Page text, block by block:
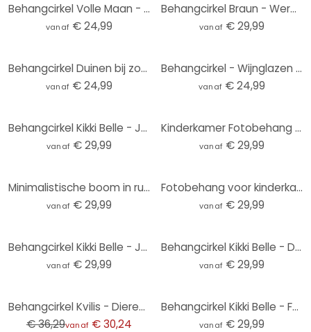
Behangcirkel Volle Maan - vliesbehang/zelfklevend vliesbehang
vanaf € 24,99
Behangcirkel Braun - Wereldkaart - vliesbehang/zelfklevend vliesbehang
vanaf € 29,99
Behangcirkel Duinen bij zonsondergang - vliesbehang/zelfklevend vliesbehang
vanaf € 24,99
Behangcirkel - Wijnglazen - vliesbehang/zelfklevend vliesbehang
vanaf € 24,99
Behangcirkel Kikki Belle - Jungle Jive - vliesbehang/zelfklevend vliesbehang
vanaf € 29,99
Kinderkamer Fotobehang Kleine teddybeer met ballon - Magnusson - Rond - vliesbehang/zelfklevend vlie
vanaf € 29,99
Minimalistische boom in rustig landschap | natuur Fotobehang - Meel - rond - vliesbehang/zelfklevend
vanaf € 29,99
Fotobehang voor kinderkamer - Onderwateravontuur met zeedieren - Oliver Robins - Rond - vliesbehang/
vanaf € 29,99
Behangcirkel Kikki Belle - Jungle Cats - vliesbehang/zelfklevend vliesbehang
vanaf € 29,99
Behangcirkel Kikki Belle - Dino Avontuur - vliesbehang/zelfklevend vliesbehang
vanaf € 29,99
Behangcirkel Kvilis - Dierenvrienden in het Bos - vliesbehang/zelfklevend vliesbehang
€ 36,29vanaf € 30,24
Behangcirkel Kikki Belle - Forest Fun - vliesbehang/zelfklevend vliesbehang
vanaf € 29,99